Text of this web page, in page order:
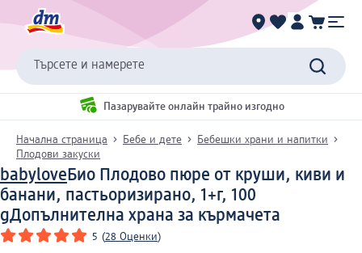
Търсете и намерете
Пазарувайте онлайн трайно изгодно
Начална страница Бебе и дете
Бебешки храни и напитки
Плодови закуски
babyloveБио Плодово пюре от круши, киви и
банани, пастьоризирано, 1+г, 100
gДопълнителна храна за кърмачета
5 (28 Оценки)